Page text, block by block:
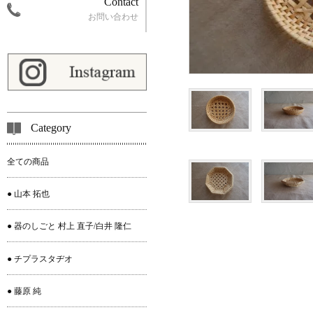
お問い合わせ
Category
全ての商品
● 山本 拓也
● 器のしごと 村上 直子/白井 隆仁
● チプラスタヂオ
● 藤原 純